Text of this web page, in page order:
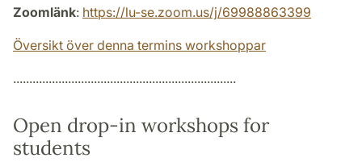
Zoomlänk: https://lu-se.zoom.us/j/69988863399
Översikt över denna termins workshoppar
.....................................................................
Open drop-in workshops for
students